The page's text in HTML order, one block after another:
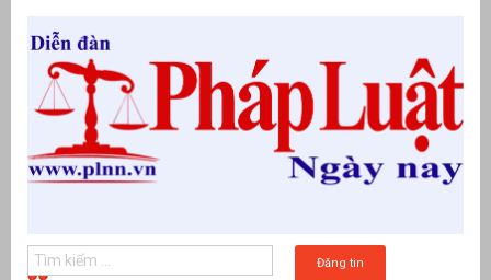
Đăng tin